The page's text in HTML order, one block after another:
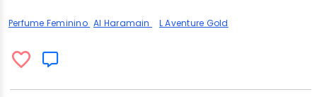
Perfume Feminino Al Haramain L Aventure Gold